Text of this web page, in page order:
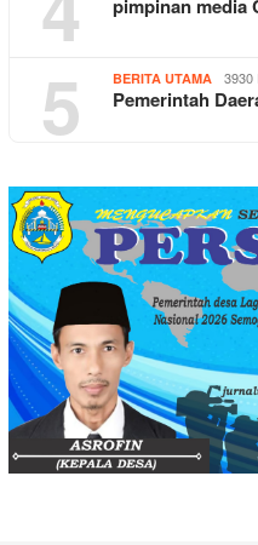
pimpinan media
5 BERITA UTAMA 3930
Pemerintah